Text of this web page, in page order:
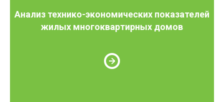
Анализ технико-экономических показателей
жилых многоквартирных домов